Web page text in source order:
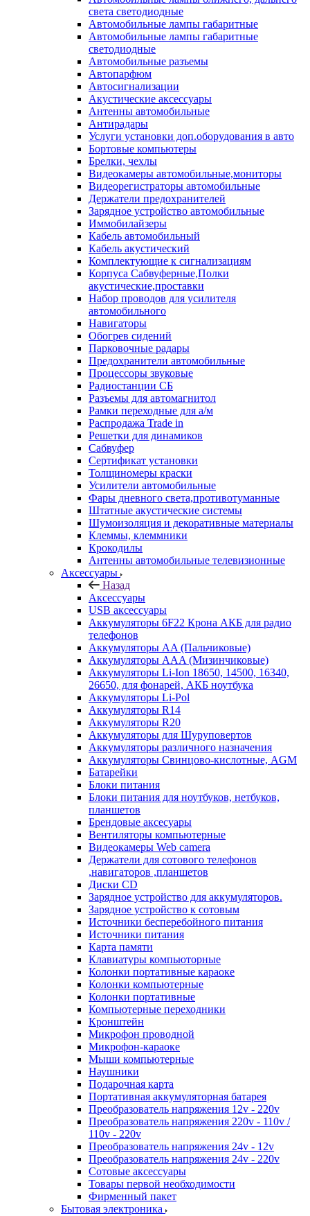
света светодиодные
Автомобильные лампы габаритные
Автомобильные лампы габаритные
светодиодные
Автомобильные разъемы
Автопарфюм
Автосигнализации
Акустические аксессуары
Антенны автомобильные
Антирадары
Услуги установки доп.оборудования в авто
Бортовые компьютеры
Брелки, чехлы
Видеокамеры автомобильные,мониторы
Видеорегистраторы автомобильные
Держатели предохранителей
Зарядное устройство автомобильные
Иммобилайзеры
Кабель автомобильный
Кабель акустический
Комплектующие к сигнализациям
Корпуса Сабвуферные,Полки
акустические,проставки
Набор проводов для усилителя
автомобильного
Навигаторы
Обогрев сидений
Парковочные радары
Предохранители автомобильные
Процессоры звуковые
Радиостанции СБ
Разъемы для автомагнитол
Рамки переходные для а/м
Распродажа Trade in
Решетки для динамиков
Сабвуфер
Сертификат установки
Толщиномеры краски
Усилители автомобильные
Фары дневного света,противотуманные
Штатные акустические системы
Шумоизоляция и декоративные материалы
Клеммы, клеммники
Крокодилы
Антенны автомобильные телевизионные
Аксессуары
Назад
Аксессуары
USB аксессуары
Аккумуляторы 6F22 Крона АКБ для радио
телефонов
Аккумуляторы AA (Пальчиковые)
Аккумуляторы AAA (Мизинчиковые)
Аккумуляторы Li-Ion 18650, 14500, 16340,
26650, для фонарей, АКБ ноутбука
Аккумуляторы Li-Pol
Аккумуляторы R14
Аккумуляторы R20
Аккумуляторы для Шуруповертов
Аккумуляторы различного назначения
Аккумуляторы Свинцово-кислотные, AGM
Батарейки
Блоки питания
Блоки питания для ноутбуков, нетбуков,
планшетов
Брендовые аксесуары
Вентиляторы компьютерные
Видеокамеры Web camera
Держатели для сотового телефонов
,навигаторов ,планшетов
Диски CD
Зарядное устройство для аккумуляторов.
Зарядное устройство к сотовым
Источники бесперебойного питания
Источники питания
Карта памяти
Клавиатуры компьюторные
Колонки портативные караоке
Колонки компьютерные
Колонки портативные
Компьютерные переходники
Кронштейн
Микрофон проводной
Микрофон-караоке
Мыши компьютерные
Наушники
Подарочная карта
Портативная аккумуляторная батарея
Преобразователь напряжения 12v - 220v
Преобразователь напряжения 220v - 110v /
110v - 220v
Преобразователь напряжения 24v - 12v
Преобразователь напряжения 24v - 220v
Сотовые аксессуары
Товары первой необходимости
Фирменный пакет
Бытовая электроника